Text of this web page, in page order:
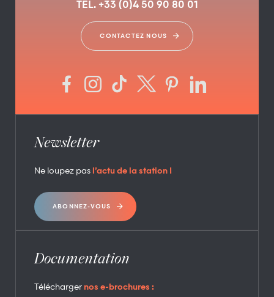
TÉL. +33 (0)4 50 90 80 01
CONTACTEZ NOUS
Newsletter
Ne loupez pas l’actu de la station !
ABONNEZ-VOUS
Documentation
Télécharger nos e-brochures :